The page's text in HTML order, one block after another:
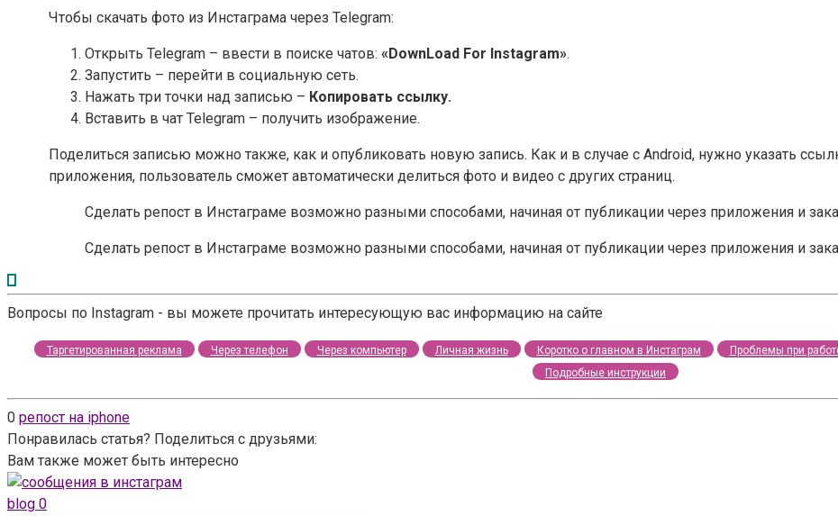
Чтобы скачать фото из Инстаграма через Telegram:
Открыть Telegram – ввести в поиске чатов: «DownLoad For Instagram».
Запустить – перейти в социальную сеть.
Нажать три точки над записью – Копировать ссылку.
Вставить в чат Telegram – получить изображение.
Поделиться записью можно также, как и опубликовать новую запись. Как и в случае с Android, нужно указать
приложения, пользователь сможет автоматически делиться фото и видео с других страниц.
Сделать репост в Инстаграме возможно разными способами, начиная от публикации через приложения и
Сделать репост в Инстаграме возможно разными способами, начиная от публикации через приложения и
Вопросы по Instagram - вы можете прочитать интересующую вас информацию на сайте
Таргетированная реклама Через телефон Через компьютер Личная жизнь Коротко о главном в Инстаграм Проблемы при
Подробные инструкции
0 репост на iphone
Понравилась статья? Поделиться с друзьями:
Вам также может быть интересно
blog 0